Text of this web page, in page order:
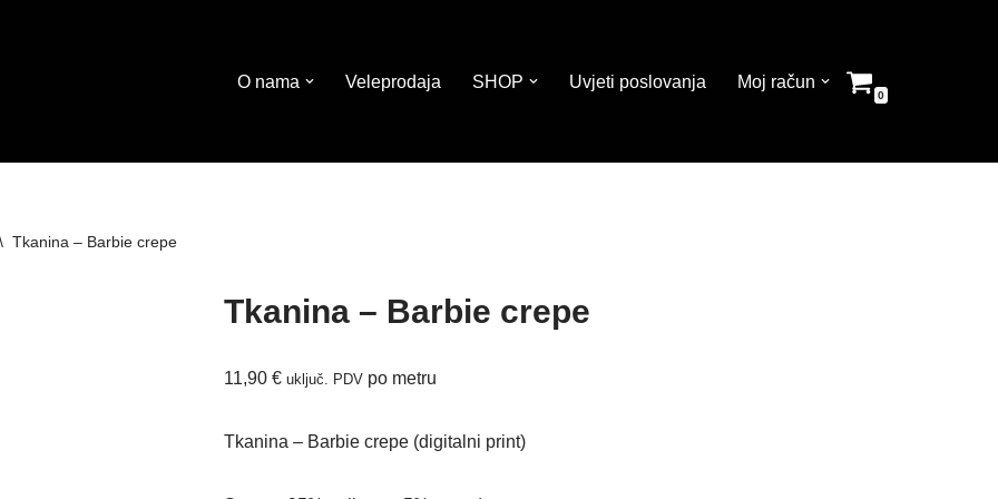
O nama Veleprodaja SHOP Uvjeti poslovanja Moj račun
0
\ Tkanina – Barbie crepe
Tkanina – Barbie crepe
11,90€ uključ. PDV po metru
Tkanina – Barbie crepe (digitalni print)